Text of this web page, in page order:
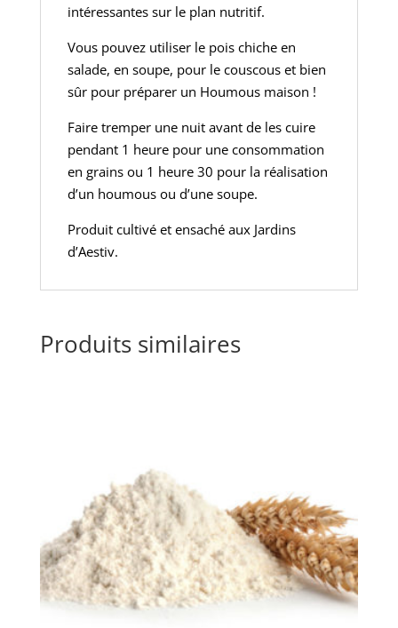
intéressantes sur le plan nutritif.
Vous pouvez utiliser le pois chiche en
salade, en soupe, pour le couscous et bien
sûr pour préparer un Houmous maison !
Faire tremper une nuit avant de les cuire
pendant 1 heure pour une consommation
en grains ou 1 heure 30 pour la réalisation
d’un houmous ou d’une soupe.
Produit cultivé et ensaché aux Jardins
d’Aestiv.
Produits similaires